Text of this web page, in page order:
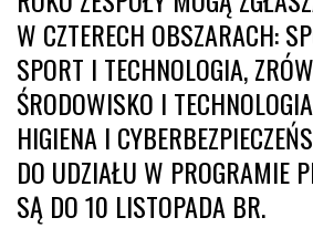
W CZTERECH OBSZARACH:
SPORT I TECHNOLOGIA,
ŚRODOWISKO I
HIGIENA I
DO UDZIAŁU W PROGRAMIE
SĄ DO 10 LISTOPADA BR.